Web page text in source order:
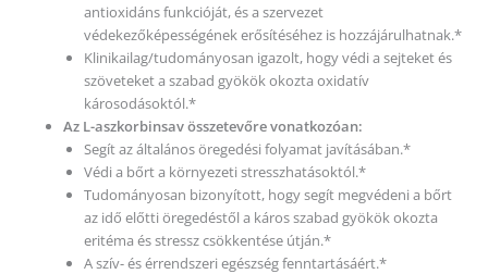
antioxidáns funkcióját, és a szervezet
védekezőképességének erősítéséhez is hozzájárulhatnak.*
Klinikailag/tudományosan igazolt, hogy védi a sejteket és
szöveteket a szabad gyökök okozta oxidatív
károsodásoktól.*
Az L-aszkorbinsav összetevőre vonatkozóan:
Segít az általános öregedési folyamat javításában.*
Védi a bőrt a környezeti stresszhatásoktól.*
Tudományosan bizonyított, hogy segít megvédeni a bőrt
az idő előtti öregedéstől a káros szabad gyökök okozta
eritéma és stressz csökkentése útján.*
A szív- és érrendszeri egészség fenntartásáért.*